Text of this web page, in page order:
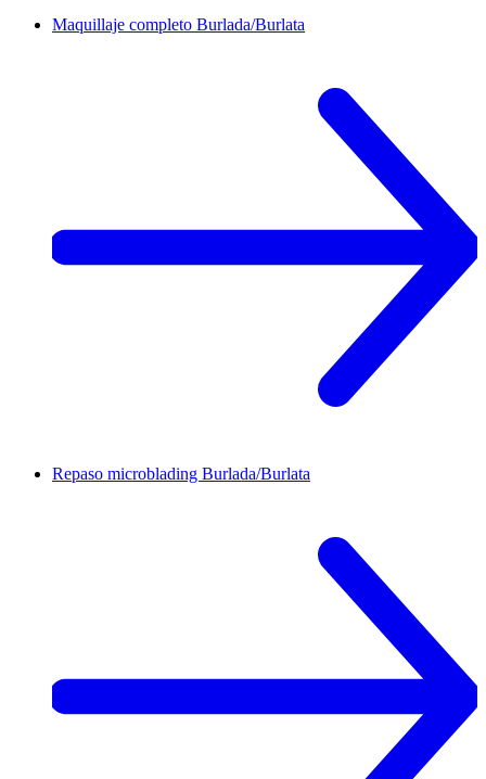
Maquillaje completo Burlada/Burlata
Repaso microblading Burlada/Burlata